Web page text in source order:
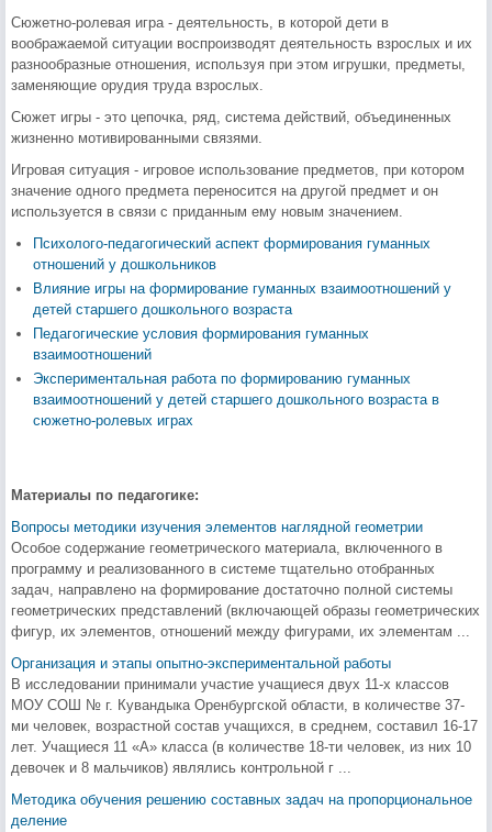
Сюжетно-ролевая игра - деятельность, в которой дети в
воображаемой ситуации воспроизводят деятельность взрослых и их
разнообразные отношения, используя при этом игрушки, предметы,
заменяющие орудия труда взрослых.
Сюжет игры - это цепочка, ряд, система действий, объединенных
жизненно мотивированными связями.
Игровая ситуация - игровое использование предметов, при котором
значение одного предмета переносится на другой предмет и он
используется в связи с приданным ему новым значением.
Психолого-педагогический аспект формирования гуманных
отношений у дошкольников
Влияние игры на формирование гуманных взаимоотношений у
детей старшего дошкольного возраста
Педагогические условия формирования гуманных
взаимоотношений
Экспериментальная работа по формированию гуманных
взаимоотношений у детей старшего дошкольного возраста в
сюжетно-ролевых играх
Материалы по педагогике:
Вопросы методики изучения элементов наглядной геометрии
Особое содержание геометрического материала, включенного в
программу и реализованного в системе тщательно отобранных
задач, направлено на формирование достаточно полной системы
геометрических представлений (включающей образы геометрических
фигур, их элементов, отношений между фигурами, их элементам ...
Организация и этапы опытно-экспериментальной работы
В исследовании принимали участие учащиеся двух 11-х классов
МОУ СОШ № г. Кувандыка Оренбургской области, в количестве 37-
ми человек, возрастной состав учащихся, в среднем, составил 16-17
лет. Учащиеся 11 «А» класса (в количестве 18-ти человек, из них 10
девочек и 8 мальчиков) являлись контрольной г ...
Методика обучения решению составных задач на пропорциональное
деление